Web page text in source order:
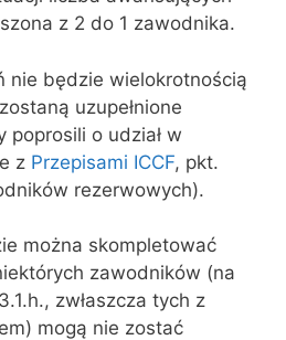
z 2 do 1 zawodnika.
nie będzie wielokrotnością
uzupełnione
poprosili o udział w
z Przepisami ICCF, pkt.
rezerwowych).
można skompletować
zawodników (na
zwłaszcza tych z
mogą nie zostać